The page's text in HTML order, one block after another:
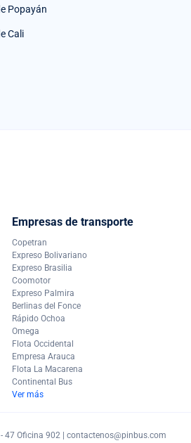
Popayán
Cali
Empresas de transporte
Copetran
Expreso Bolivariano
Expreso Brasilia
Coomotor
Expreso Palmira
Berlinas del Fonce
Rápido Ochoa
Omega
Flota Occidental
Empresa Arauca
Flota La Macarena
Continental Bus
Ver más
47 Oficina 902 | contactenos@pinbus.com